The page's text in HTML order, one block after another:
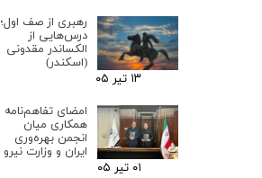
رهبری از صف اول؛
درس‌هایی از
الکساندر مقدونی
(اسکندر)
۱۳ تیر ۰۵
امضای تفاهم‌نامه
همکاری میان
انجمن بهره‌وری
ایران و وزارت نیرو
۰۱ تیر ۰۵